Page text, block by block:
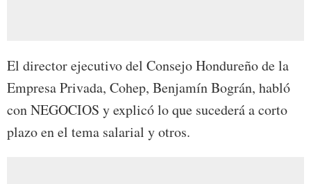
El director ejecutivo del Consejo Hondureño de la
Empresa Privada, Cohep, Benjamín Bográn, habló
con NEGOCIOS y explicó lo que sucederá a corto
plazo en el tema salarial y otros.